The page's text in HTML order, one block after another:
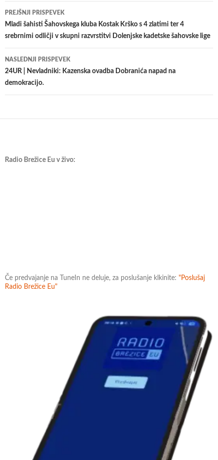
Krmarjenje
po
prispevkih
PREJŠNJI PRISPEVEK
Mladi šahisti Šahovskega kluba Kostak Krško s 4 zlatimi ter 4
srebrnimi odličji v skupni razvrstitvi Dolenjske kadetske šahovske lige
NASLEDNJI PRISPEVEK
24UR | Nevladniki: Kazenska ovadba Dobranića napad na
demokracijo.
Radio Brežice Eu v živo:
Če predvajanje na TuneIn ne deluje, za poslušanje klkinite: "Poslušaj
Radio Brežice Eu"